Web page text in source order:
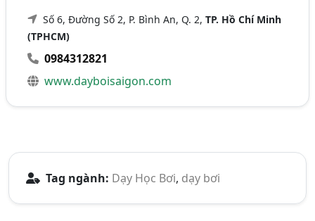
Số 6, Đường Số 2, P. Bình An, Q. 2,TP. Hồ Chí Minh
(TPHCM)
0984312821
www.dayboisaigon.com
Tag ngành: Dạy Học Bơi, dạy bơi